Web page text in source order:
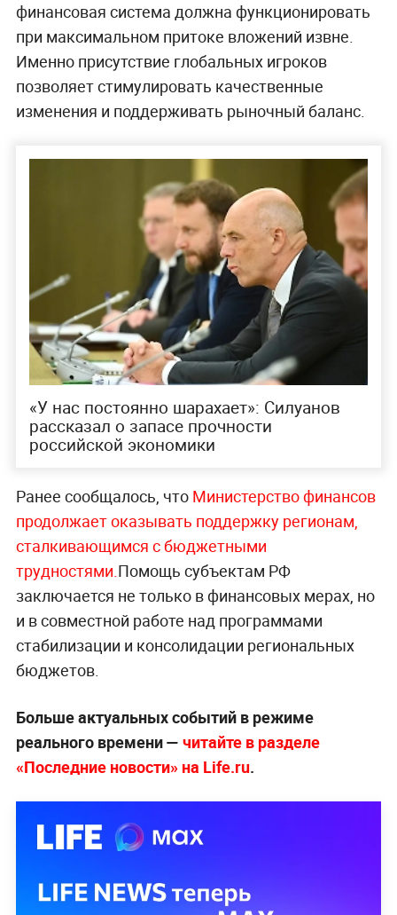
финансовая система должна функционировать
при максимальном притоке вложений извне.
Именно присутствие глобальных игроков
позволяет стимулировать качественные
изменения и поддерживать рыночный баланс.
«У нас постоянно шарахает»: Силуанов
рассказал о запасе прочности
российской экономики
Ранее сообщалось, что Министерство финансов
продолжает оказывать поддержку регионам,
сталкивающимся с бюджетными
трудностями.Помощь субъектам РФ
заключается не только в финансовых мерах, но
и в совместной работе над программами
стабилизации и консолидации региональных
бюджетов.
Больше актуальных событий в режиме
реального времени — читайте в разделе
«Последние новости» на Life.ru.